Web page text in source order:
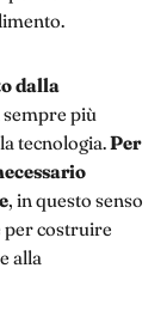
dalla
sempre più
tecnologia.Per
, in questo senso
per costruire
alla